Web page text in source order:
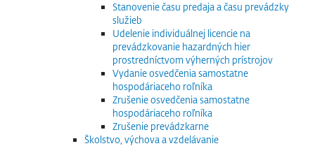
Stanovenie času predaja a času prevádzky
služieb
Udelenie individuálnej licencie na
prevádzkovanie hazardných hier
prostredníctvom výherných prístrojov
Vydanie osvedčenia samostatne
hospodáriaceho roľníka
Zrušenie osvedčenia samostatne
hospodáriaceho roľníka
Zrušenie prevádzkarne
Školstvo, výchova a vzdelávanie